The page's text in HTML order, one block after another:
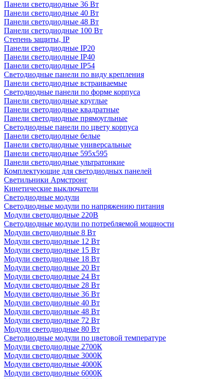
Панели светодиодные 36 Вт
Панели светодиодные 40 Вт
Панели светодиодные 48 Вт
Панели светодиодные 100 Вт
Степень защиты, IP
Панели светодиодные IP20
Панели светодиодные IP40
Панели светодиодные IP54
Светодиодные панели по виду крепления
Панели светодиодные встраиваемые
Светодиодные панели по форме корпуса
Панели светодиодные круглые
Панели светодиодные квадратные
Панели светодиодные прямоугльные
Светодиодные панели по цвету корпуса
Панели светодиодные белые
Панели светодиодные универсальные
Панели светодиодные 595х595
Панели светодиодные ультратонкие
Комплектующие для светодиодных панелей
Светильники Армстронг
Кинетические выключатели
Светодиодные модули
Светодиодные модули по напряжению питания
Модули светодиодные 220В
Светодиодные модули по потребляемой мощности
Модули светодиодные 8 Вт
Модули светодиодные 12 Вт
Модули светодиодные 15 Вт
Модули светодиодные 18 Вт
Модули светодиодные 20 Вт
Модули светодиодные 24 Вт
Модули светодиодные 28 Вт
Модули светодиодные 36 Вт
Модули светодиодные 40 Вт
Модули светодиодные 48 Вт
Модули светодиодные 72 Вт
Модули светодиодные 80 Вт
Светодиодные модули по цветовой температуре
Модули светодиодные 2700К
Модули светодиодные 3000К
Модули светодиодные 4000К
Модули светодиодные 6000К